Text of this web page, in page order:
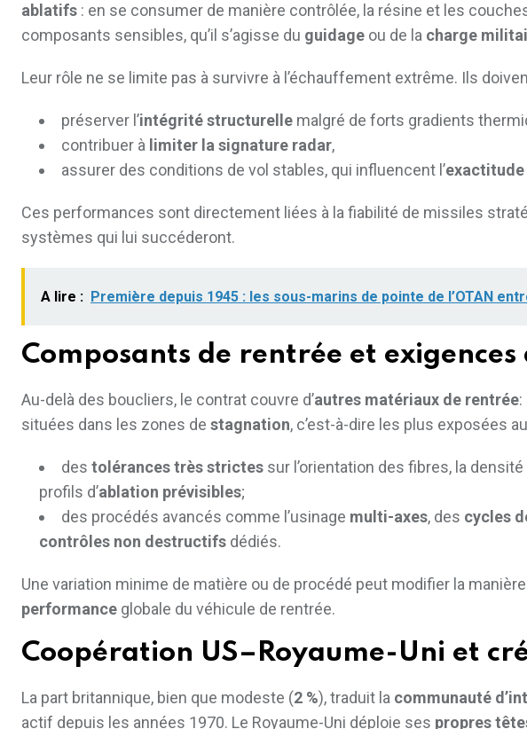
ablatifs : en se consumer de manière contrôlée, la résine et les
composants sensibles, qu’il s’agisse du guidage ou de la charge
Leur rôle ne se limite pas à survivre à l’échauffement extrême. Ils
préserver l’intégrité structurelle malgré de forts gradients
contribuer à limiter la signature radar,
assurer des conditions de vol stables, qui influencent l’exactitude
Ces performances sont directement liées à la fiabilité de missiles
systèmes qui lui succéderont.
A lire : Première depuis 1945 : les sous-marins de pointe de l’OTAN
Composants de rentrée et
Au-delà des boucliers, le contrat couvre d’autres matériaux de rentrée
situées dans les zones de stagnation, c’est-à-dire les plus exposées
des tolérances très strictes sur l’orientation des fibres, la
profils d’ablation prévisibles;
des procédés avancés comme l’usinage multi-axes, des cycles
contrôles non destructifs dédiés.
Une variation minime de matière ou de procédé peut modifier la
performance globale du véhicule de rentrée.
Coopération US–Royaume-Uni et
La part britannique, bien que modeste (2 %), traduit la communauté
actif depuis les années 1970. Le Royaume-Uni déploie ses propres